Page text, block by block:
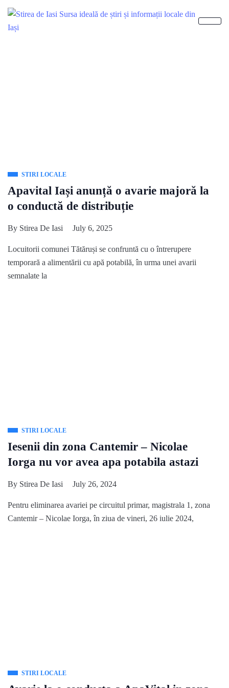
STIRI LOCALE
Apavital Iași anunță o avarie majoră la
o conductă de distribuție
By Stirea De Iasi July 6, 2025
Locuitorii comunei Tătăruși se confruntă cu o întrerupere
temporară a alimentării cu apă potabilă, în urma unei avarii
semnalate la
STIRI LOCALE
Iesenii din zona Cantemir – Nicolae
Iorga nu vor avea apa potabila astazi
By Stirea De Iasi July 26, 2024
Pentru eliminarea avariei pe circuitul primar, magistrala 1, zona
Cantemir – Nicolae Iorga, în ziua de vineri, 26 iulie 2024,
STIRI LOCALE